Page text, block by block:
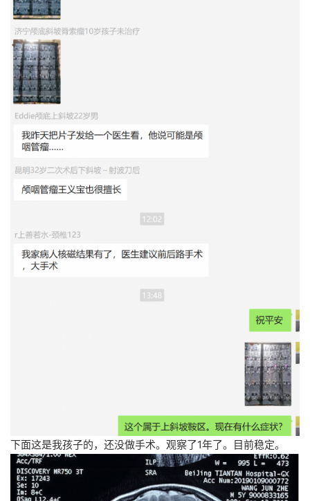
下面这是我孩子的，还没做手术。观察了1年了。目前稳定。